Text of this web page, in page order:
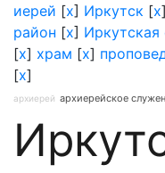
иерей [x] Иркутск [x]
район [x] Иркутская
[x] храм [x]
[x]
архиерей архиерейское